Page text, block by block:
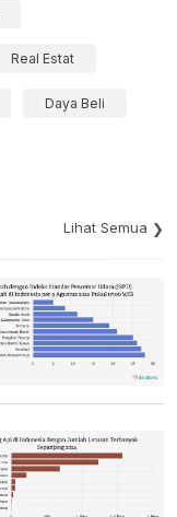
Real Estat
Daya Beli
Lihat Semua